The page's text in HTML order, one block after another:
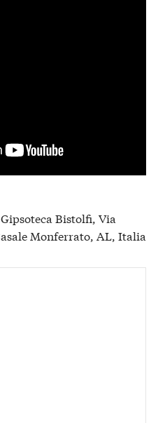
Bistolfi, Via
Monferrato, AL, Italia